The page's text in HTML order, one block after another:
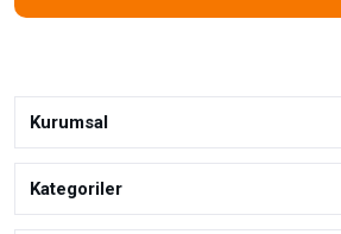
Kurumsal
Kategoriler